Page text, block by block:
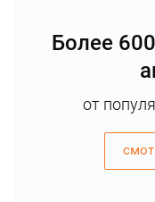
Более
от